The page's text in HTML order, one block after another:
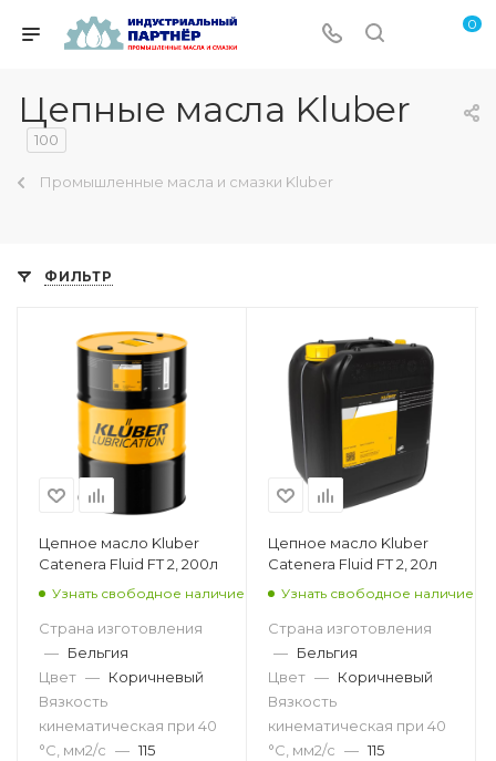
0
Цепные масла Kluber
100
Промышленные масла и смазки Kluber
ФИЛЬТР
Цепное масло Kluber
Catenera Fluid FT 2, 200л
Узнать свободное наличие
Страна изготовления
— Бельгия
Цвет — Коричневый
Вязкость
кинематическая при 40
°С, мм2/с — 115
Цепное масло Kluber
Catenera Fluid FT 2, 20л
Узнать свободное наличие
Страна изготовления
— Бельгия
Цвет — Коричневый
Вязкость
кинематическая при 40
°С, мм2/с — 115